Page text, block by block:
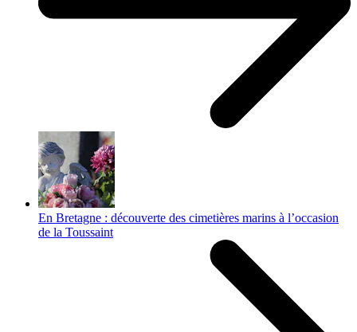
En Bretagne : découverte des cimetières marins à l’occasion
de la Toussaint